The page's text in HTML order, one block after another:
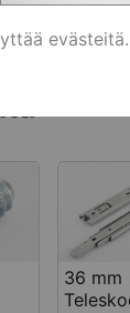
36 mm
evästeitä.